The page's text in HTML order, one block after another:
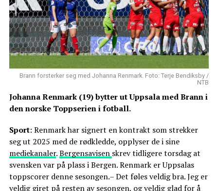
Brann forsterker seg med Johanna Renmark. Foto: Terje Bendiksby /
NTB
Johanna Renmark (19) bytter ut Uppsala med Brann i
den norske Toppserien i fotball.
Sport: Renmark har signert en kontrakt som strekker
seg ut 2025 med de rødkledde, opplyser de i sine
mediekanaler.Bergensavisen skrev tidligere torsdag at
svensken var på plass i Bergen. Renmark er Uppsalas
toppscorer denne sesongen.– Det føles veldig bra. Jeg er
veldig giret på resten av sesongen, og veldig glad for å